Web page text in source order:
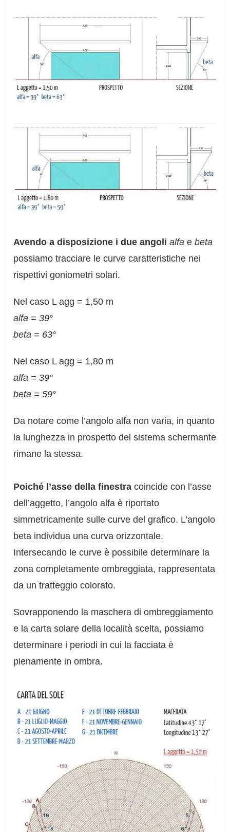
Avendo a disposizione i due angoli alfa ebeta
possiamo tracciare le curve caratteristiche nei
rispettivi goniometri solari.
Nel caso L agg = 1,50 m
alfa = 39°
beta = 63°
Nel caso L agg = 1,80 m
alfa = 39°
beta = 59°
Da notare come l’angolo alfa non varia, in quanto
la lunghezza in prospetto del sistema schermante
rimane la stessa.
Poiché l’asse della finestra coincide con l’asse
dell’aggetto, l’angolo alfa è riportato
simmetricamente sulle curve del grafico. L’angolo
beta individua una curva orizzontale.
Intersecando le curve è possibile determinare la
zona completamente ombreggiata, rappresentata
da un tratteggio colorato.
Sovrapponendo la maschera di ombreggiamento
e la carta solare della località scelta, possiamo
determinare i periodi in cui la facciata è
pienamente in ombra.